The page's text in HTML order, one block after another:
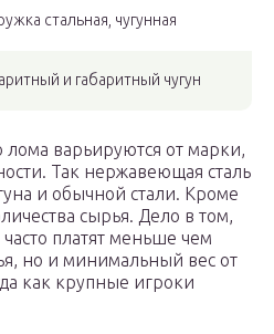
стальная, чугунная
и габаритный чугун
варьируются от марки,
Так нержавеющая сталь
и обычной стали. Кроме
сырья. Дело в том,
платят меньше чем
но и минимальный вес от
как крупные игроки